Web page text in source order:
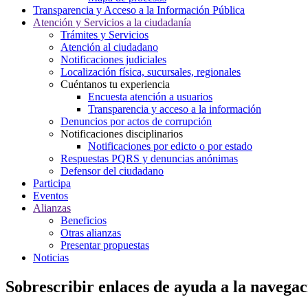
Transparencia y Acceso a la Información Pública
Atención y Servicios a la ciudadanía
Trámites y Servicios
Atención al ciudadano
Notificaciones judiciales
Localización física, sucursales, regionales
Cuéntanos tu experiencia
Encuesta atención a usuarios
Transparencia y acceso a la información
Denuncios por actos de corrupción
Notificaciones disciplinarios
Notificaciones por edicto o por estado
Respuestas PQRS y denuncias anónimas
Defensor del ciudadano
Participa
Eventos
Alianzas
Beneficios
Otras alianzas
Presentar propuestas
Noticias
Sobrescribir enlaces de ayuda a la